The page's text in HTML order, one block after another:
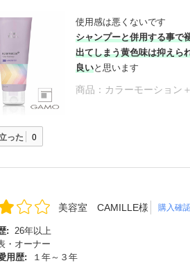
使用感は悪くないです
シャンプーと併用する事で
出てしまう黄色味は抑えら
良いと思います
商品： カラーモーショ
った 0
美容室 CAMILLE様 購入確
:
26年以上
・オーナー
用歴:
１年～３年